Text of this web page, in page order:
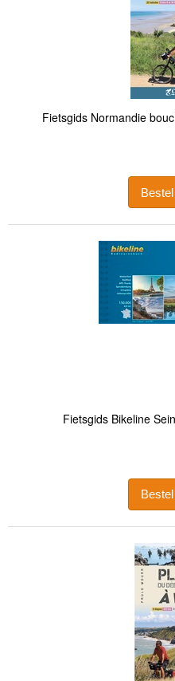
Fietsgids Normandie
Fietsgids Bikeline